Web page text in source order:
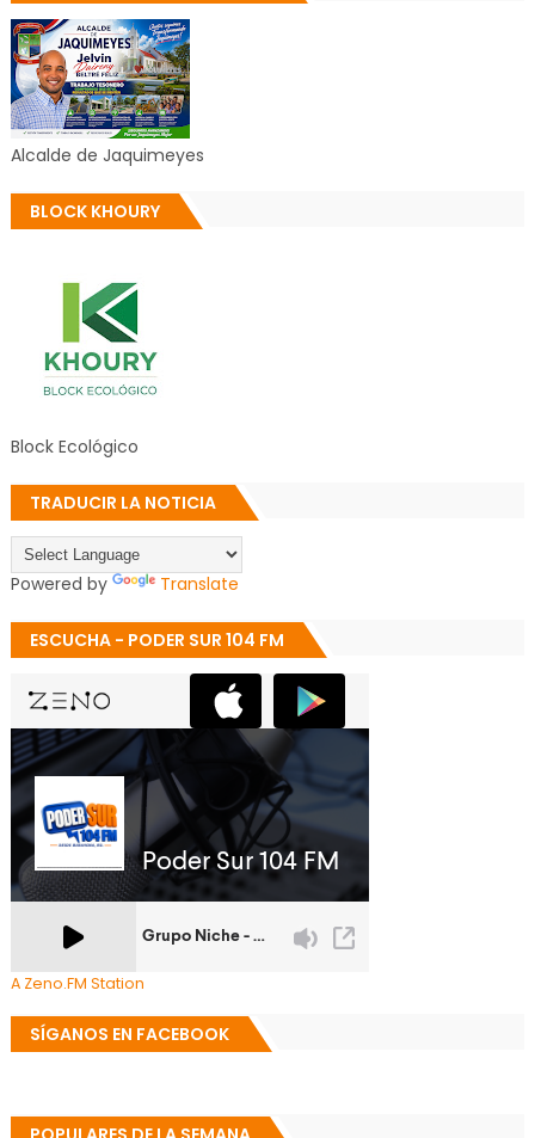
Alcalde de Jaquimeyes
BLOCK KHOURY
Block Ecológico
TRADUCIR LA NOTICIA
Powered by Translate
ESCUCHA - PODER SUR 104 FM
A Zeno.FM Station
SÍGANOS EN FACEBOOK